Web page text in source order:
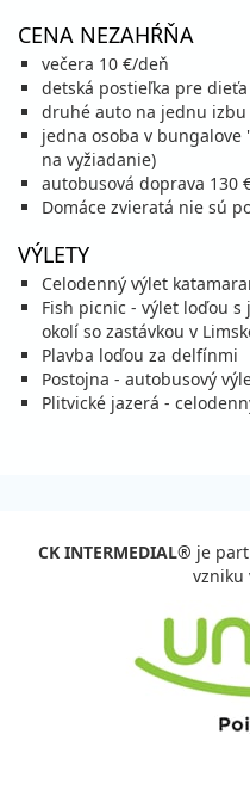
CENA NEZAHŔŇA
večera 10 €/deň
detská postieľka pre
druhé auto na jednu izbu
jedna osoba v bungalove
na vyžiadanie)
autobusová doprava 130
Domáce zvieratá nie sú
VÝLETY
Celodenný výlet
Fish picnic - výlet loďou
okolí so zastávkou v
Plavba loďou za delfínmi
Postojna - autobusový
Plitvické jazerá -
CK INTERMEDIAL® je
vzniku